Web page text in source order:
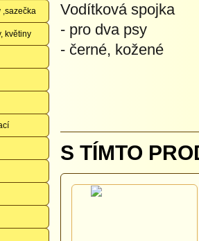
,sazečka
květiny
Vodítková spojka
- pro dva psy
- černé, kožené
S TÍMTO